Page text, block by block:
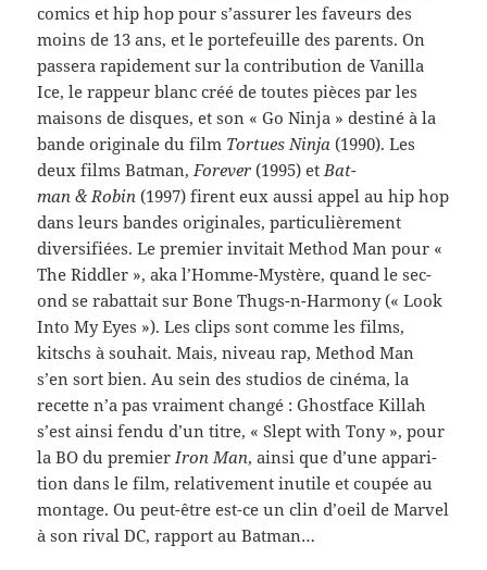
comics et hip hop pour s’assurer les faveurs des
moins de 13 ans, et le porte­feuille des par­ents. On
passera rapi­de­ment sur la con­tri­bu­tion de Vanilla
Ice, le rappeur blanc créé de toutes pièces par les
maisons de dis­ques, et son « Go Ninja » des­tiné à la
bande orig­i­nale du film Tortues Ninja (1990). Les
deux films Bat­man,For­ever (1995) etBat­
man & Robin (1997) firent eux aussi appel au hip hop
dans leurs ban­des orig­i­nales, par­ti­c­ulière­ment
diver­si­fiées. Le pre­mier invi­tait Method Man pour «
The Rid­dler », aka l’Homme-Mystère, quand le sec­
ond se rabat­tait sur Bone Thugs-​n-​Harmony (« Look
Into My Eyes »). Les clips sont comme les films,
kitschs à souhait. Mais, niveau rap, Method Man
s’en sort bien. Au sein des stu­dios de cinéma, la
recette n’a pas vrai­ment changé : Ghost­face Kil­lah
s’est ainsi fendu d’un titre, « Slept with Tony », pour
la BO du pre­mierIron Man, ainsi que d’une appari­
tion dans le film, rel­a­tive­ment inutile et coupée au
mon­tage. Ou peut-​être est-​ce un clin d’oeil de Mar­vel
à son rival DC, rap­port au Batman…